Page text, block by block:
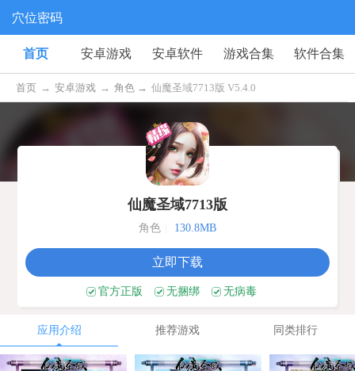
穴位密码
首页 安卓游戏 安卓软件 游戏合集 软件合集
首页 → 安卓游戏 → 角色 → 仙魔圣域7713版 V5.4.0
仙魔圣域7713版
角色 130.8MB
立即下载
官方正版 无捆绑 无病毒
应用介绍 推荐游戏 同类排行